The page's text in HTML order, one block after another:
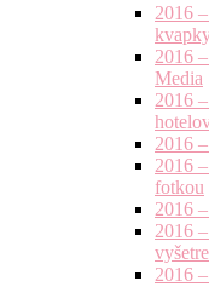
2016
2016
Media
2016
2016
2016
fotkou
2016
2016
2016